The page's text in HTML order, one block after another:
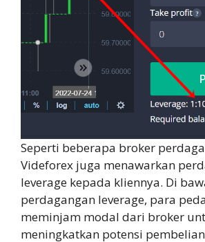
Seperti beberapa broker
Videforex juga menawarkan
leverage kepada kliennya. Di
perdagangan leverage, para
meminjam modal dari broker
meningkatkan potensi